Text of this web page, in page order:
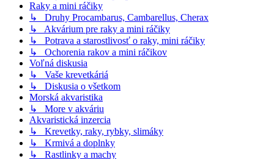
Raky a mini ráčiky
↳ Druhy Procambarus, Cambarellus, Cherax
↳ Akvárium pre raky a mini ráčiky
↳ Potrava a starostlivosť o raky, mini ráčiky
↳ Ochorenia rakov a mini ráčikov
Voľná diskusia
↳ Vaše krevetkáriá
↳ Diskusia o všetkom
Morská akvaristika
↳ More v akváriu
Akvaristická inzercia
↳ Krevetky, raky, rybky, slimáky
↳ Krmivá a doplnky
↳ Rastlinky a machy